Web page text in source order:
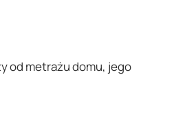
od metrażu domu, jego